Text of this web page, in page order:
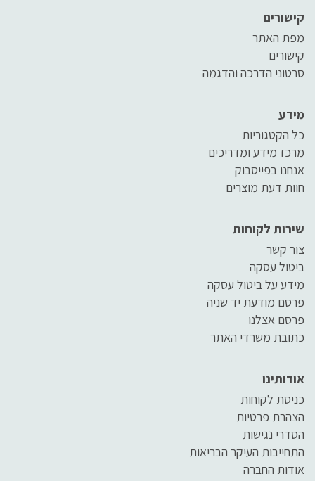
קישורים
מפת האתר
קישורים
סרטוני הדרכה והדגמה
מידע
כל הקטגוריות
מרכז מידע ומדריכים
אנחנו בפייסבוק
חוות דעת מוצרים
שירות לקוחות
צור קשר
ביטול עסקה
מידע על ביטול עסקה
פרסם מודעת יד שניה
פרסם אצלנו
כתובת משרדי האתר
אודותינו
כניסת לקוחות
הצהרת פרטיות
הסדרי נגישות
התחייבות העיקר הבריאות
אודות החברה